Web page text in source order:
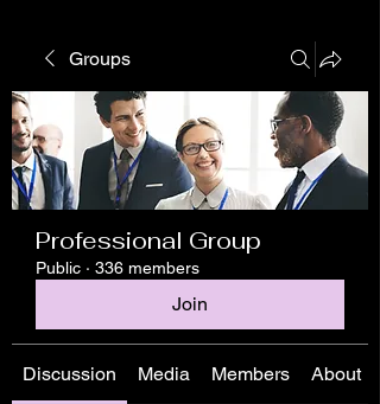
Groups
Professional Group
Public · 336 members
Join
Discussion Media Members About